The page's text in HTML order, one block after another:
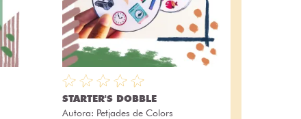
STARTER'S DOBBLE
Autora: Petjades de Colors